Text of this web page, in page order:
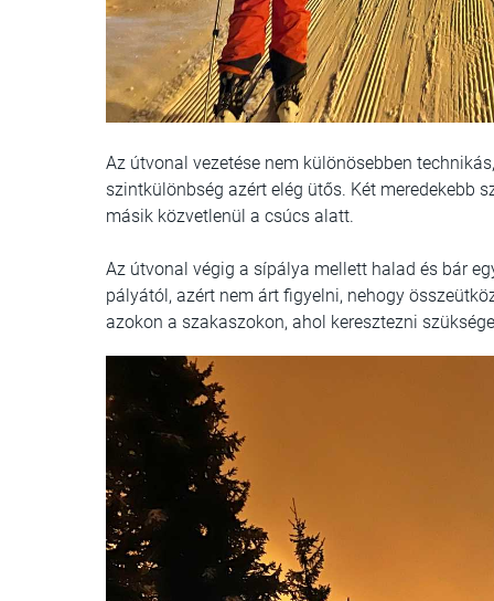
Az útvonal vezetése nem különösebben
szintkülönbség azért elég ütős. Két meredekebb
másik közvetlenül a csúcs alatt.
Az útvonal végig a sípálya mellett halad és bár
pályától, azért nem árt figyelni, nehogy
azokon a szakaszokon, ahol keresztezni